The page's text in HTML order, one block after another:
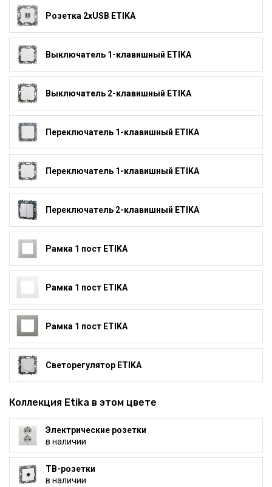
Розетка 2xUSB ETIKA
Выключатель 1-клавишный ETIKA
Выключатель 2-клавишный ETIKA
Переключатель 1-клавишный ETIKA
Переключатель 1-клавишный ETIKA
Переключатель 2-клавишный ETIKA
Рамка 1 пост ETIKA
Рамка 1 пост ETIKA
Рамка 1 пост ETIKA
Светорегулятор ETIKA
Коллекция Etika в этом цвете
Электрические розетки
в наличии
ТВ-розетки
в наличии